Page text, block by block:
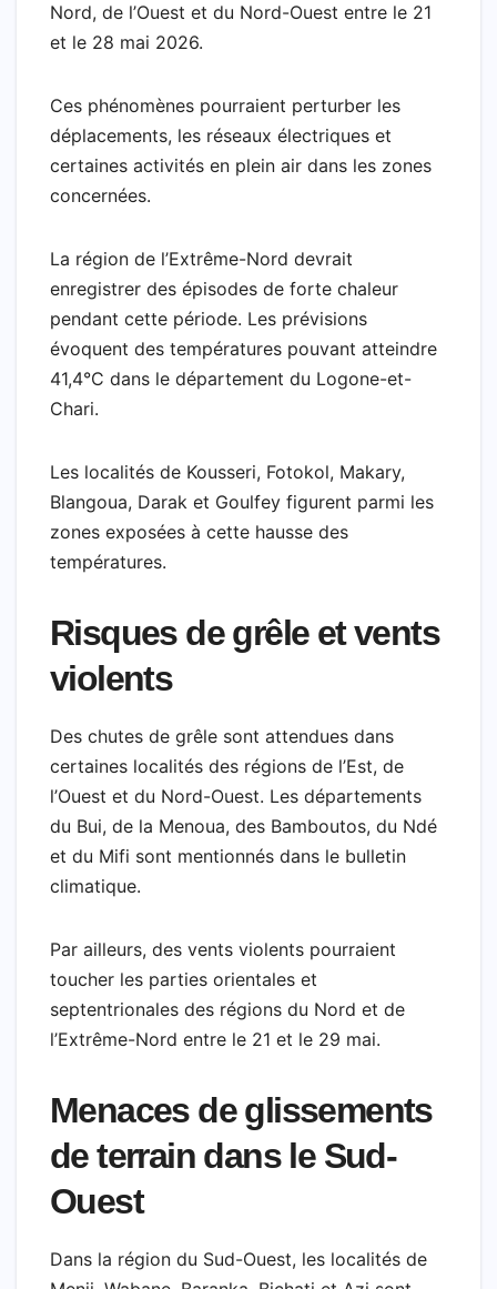
Nord, de l’Ouest et du Nord-Ouest entre le 21
et le 28 mai 2026.
Ces phénomènes pourraient perturber les
déplacements, les réseaux électriques et
certaines activités en plein air dans les zones
concernées.
La région de l’Extrême-Nord devrait
enregistrer des épisodes de forte chaleur
pendant cette période. Les prévisions
évoquent des températures pouvant atteindre
41,4°C dans le département du Logone-et-
Chari.
Les localités de Kousseri, Fotokol, Makary,
Blangoua, Darak et Goulfey figurent parmi les
zones exposées à cette hausse des
températures.
Risques de grêle et vents
violents
Des chutes de grêle sont attendues dans
certaines localités des régions de l’Est, de
l’Ouest et du Nord-Ouest. Les départements
du Bui, de la Menoua, des Bamboutos, du Ndé
et du Mifi sont mentionnés dans le bulletin
climatique.
Par ailleurs, des vents violents pourraient
toucher les parties orientales et
septentrionales des régions du Nord et de
l’Extrême-Nord entre le 21 et le 29 mai.
Menaces de glissements
de terrain dans le Sud-
Ouest
Dans la région du Sud-Ouest, les localités de